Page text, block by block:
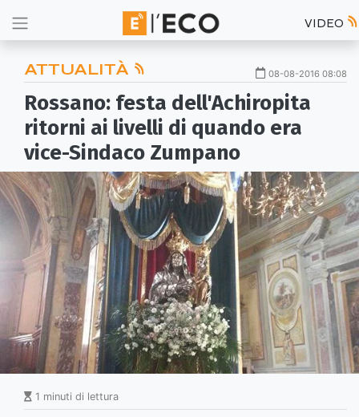
VIDEO
ATTUALITÀ 08-08-2016 08:08
Rossano: festa dell'Achiropita
ritorni ai livelli di quando era
vice-Sindaco Zumpano
1 minuti di lettura